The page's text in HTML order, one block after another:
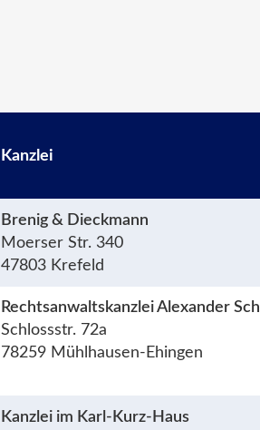
Kanzlei
Brenig & Dieckmann
Moerser Str. 340
47803 Krefeld
Rechtsanwaltskanzlei Alexander
Schlossstr. 72a
78259 Mühlhausen-Ehingen
Kanzlei im Karl-Kurz-Haus